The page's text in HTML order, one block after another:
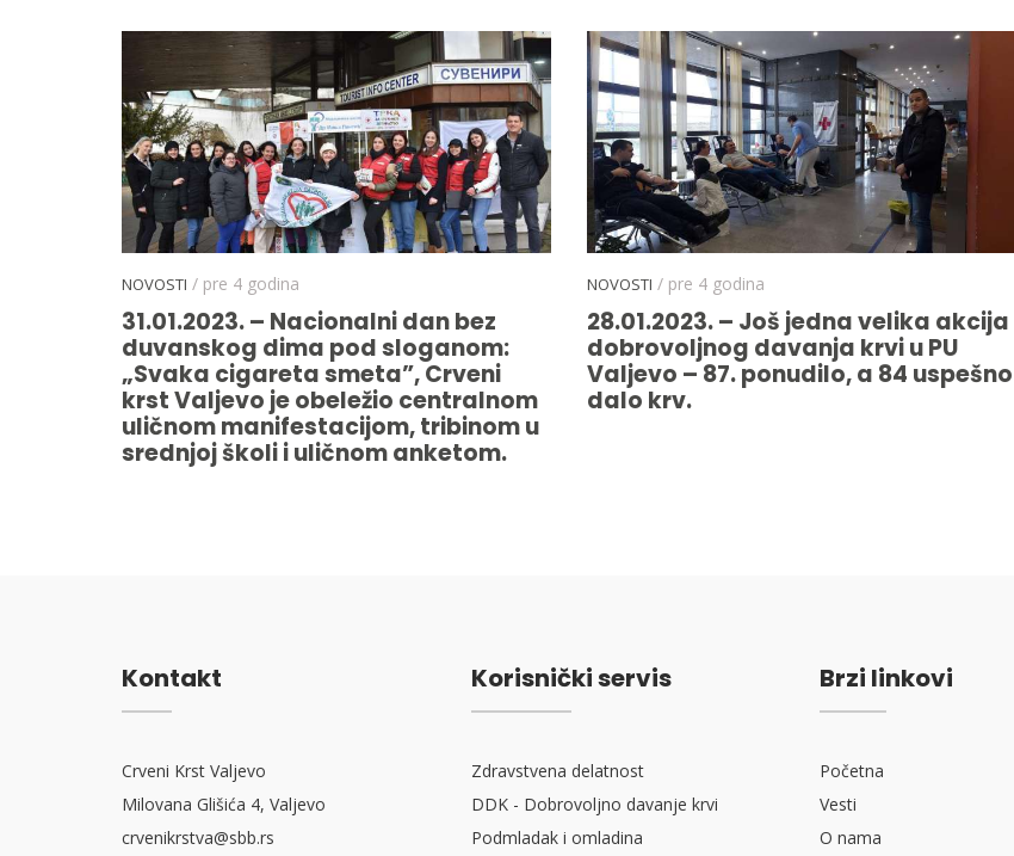
NOVOSTI / pre 4 godina
31.01.2023. – Nacionalni dan bez
duvanskog dima pod sloganom:
„Svaka cigareta smeta”, Crveni
krst Valjevo je obeležio centralnom
uličnom manifestacijom, tribinom u
srednjoj školi i uličnom anketom.
NOVOSTI / pre 4 godina
28.01.2023. – Još jedna velika akcija
dobrovoljnog davanja krvi u PU
Valjevo – 87. ponudilo, a 84 uspešno
dalo krv.
Kontakt
Crveni Krst Valjevo
Milovana Glišića 4, Valjevo
crvenikrstva@sbb.rs
Korisnički servis
Zdravstvena delatnost
DDK - Dobrovoljno davanje krvi
Podmladak i omladina
Brzi linkovi
Početna
Vesti
O nama